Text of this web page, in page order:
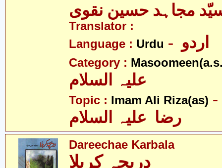
مجاہد حسین نقوی
Translator :
Language : Urdu
Category :
Topic : Imam Ali Riza(as) - امام علی
رضا علیہ السلام
Dareechae Karbala